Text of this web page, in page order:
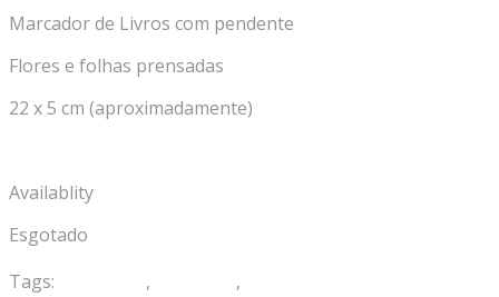
Marcador de Livros com pendente
Flores e folhas prensadas
22 x 5 cm (aproximadamente)
Availablity
Esgotado
Tags:
, ,